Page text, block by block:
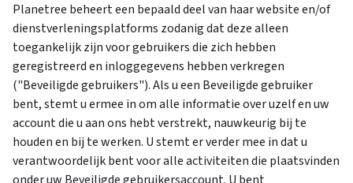
Planetree beheert een bepaald deel van haar website en/of
dienstverleningsplatforms zodanig dat deze alleen
toegankelijk zijn voor gebruikers die zich hebben
geregistreerd en inloggegevens hebben verkregen
("Beveiligde gebruikers"). Als u een Beveiligde gebruiker
bent, stemt u ermee in om alle informatie over uzelf en uw
account die u aan ons hebt verstrekt, nauwkeurig bij te
houden en bij te werken. U stemt er verder mee in dat u
verantwoordelijk bent voor alle activiteiten die plaatsvinden